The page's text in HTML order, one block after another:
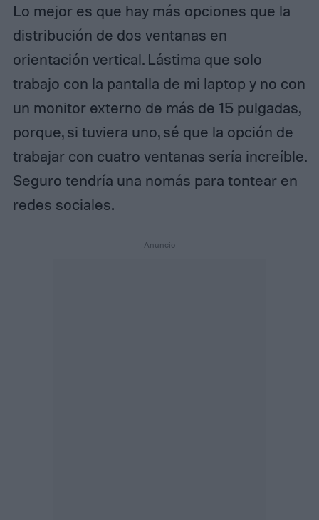
Lo mejor es que hay más opciones que la
distribución de dos ventanas en
orientación vertical. Lástima que solo
trabajo con la pantalla de mi laptop y no con
un monitor externo de más de 15 pulgadas,
porque, si tuviera uno, sé que la opción de
trabajar con cuatro ventanas sería increíble.
Seguro tendría una nomás para tontear en
redes sociales.